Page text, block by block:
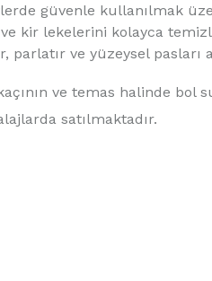
güvenle kullanılmak
kir lekelerini kolayca
parlatır ve yüzeysel pasları
ve temas halinde bol
satılmaktadır.